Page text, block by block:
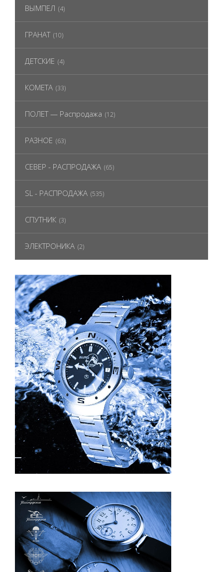
ВЫМПЕЛ (4)
ГРАНАТ (10)
ДЕТСКИЕ (4)
КОМЕТА (33)
ПОЛЕТ — Распродажа (12)
РАЗНОЕ (63)
СЕВЕР - РАСПРОДАЖА (65)
SL - РАСПРОДАЖА (535)
СПУТНИК (3)
ЭЛЕКТРОНИКА (2)